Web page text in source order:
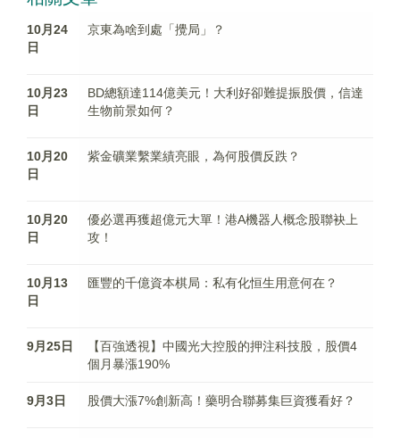
10月24
日
京東為啥到處「攪局」？
10月23
日
BD總額達114億美元！大利好卻難提振股價，信達
生物前景如何？
10月20
日
紫金礦業繫業績亮眼，為何股價反跌？
10月20
日
優必選再獲超億元大單！港A機器人概念股聯袂上
攻！
10月13
日
匯豐的千億資本棋局：私有化恒生用意何在？
9月25日
【百強透視】中國光大控股的押注科技股，股價4
個月暴漲190%
9月3日 股價大漲7%創新高！藥明合聯募集巨資獲看好？